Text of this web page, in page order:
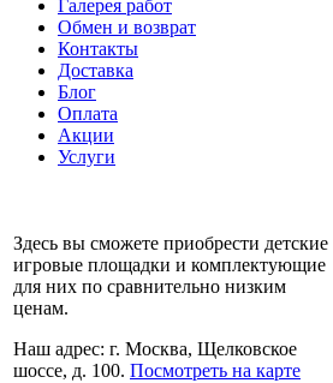
Галерея работ
Обмен и возврат
Контакты
Доставка
Блог
Оплата
Акции
Услуги
Здесь вы сможете приобрести детские
игровые площадки и комплектующие
для них по сравнительно низким
ценам.
Наш адрес: г. Москва, Щелковское
шоссе, д. 100. Посмотреть на карте